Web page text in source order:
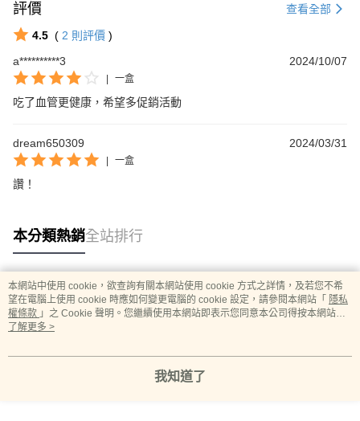
評價 查看全部
4.5 ( 2 則評價 )
a**********3
2024/10/07
一盒
吃了血管更健康，希望多促銷活動
dream650309 2024/03/31
一盒
讚！
本分類熱銷全站排行
熱門標籤
本網站中使用 cookie，欲查詢有關本網站使用 cookie 方式之詳情，及若您不希
望在電腦上使用 cookie 時應如何變更電腦的 cookie 設定，請參閱本網站「 隱私
權條款 」之 Cookie 聲明。您繼續使用本網站即表示您同意本公司得按本網站使
用條款之 Cookie 聲明使用 cookie。
了解更多 >
我知道了